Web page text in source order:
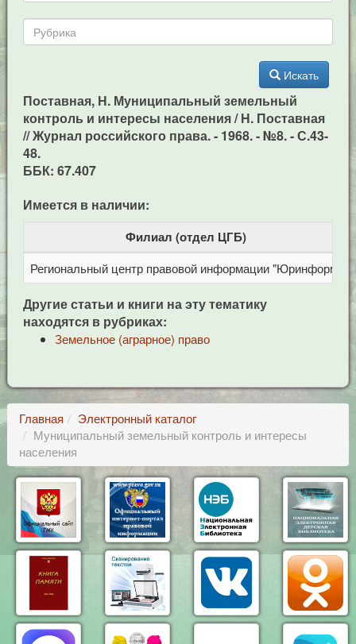
Искать
Поставная, Н. Муниципальный земельный
контроль и интересы населения / Н. Поставная
// Журнал российского права. - 1968. - №8. - С.43-
48.
ББК: 67.407
Имеется в наличии:
Филиал (отдел ЦГБ)
Региональный центр правовой информации "Юринформ"
Другие статьи и книги на эту тематику
находятся в рубриках:
Земельное (аграрное) право
Главная
Электронный каталог
Муниципальный земельный контроль и интересы
населения